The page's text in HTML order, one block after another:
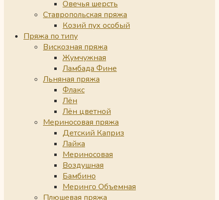
Овечья шерсть
Ставропольская пряжа
Козий пух особый
Пряжа по типу
Вискозная пряжа
Жумчужная
Ламбада Фине
Льняная пряжа
Флакс
Лён
Лён цветной
Мериносовая пряжа
Детский Каприз
Лайка
Мериносовая
Воздушная
Бамбино
Меринго Объемная
Плюшевая пряжа